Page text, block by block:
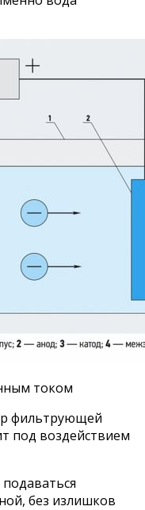
током
фильтрующей
под воздействием
без излишков